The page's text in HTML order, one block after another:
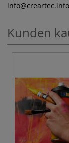
info@creartec.info
Kunden